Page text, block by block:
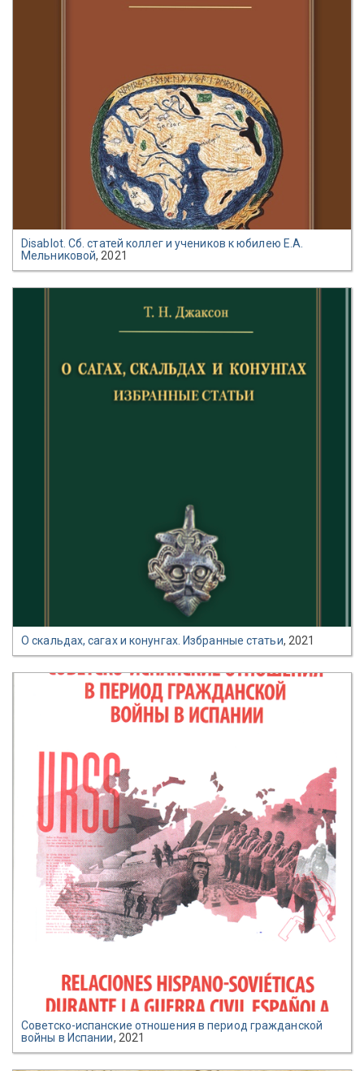
Disablot. Сб. статей коллег и учеников к юбилею Е.А.
Мельниковой, 2021
О скальдах, сагах и конунгах. Избранные статьи, 2021
Советско-испанские отношения в период гражданской
войны в Испании, 2021